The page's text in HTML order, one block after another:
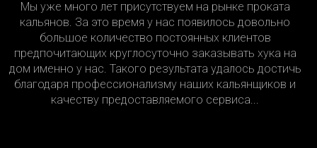
Мы уже много лет присутствуем на рынке проката
кальянов. За это время у нас появилось довольно
большое количество постоянных клиентов
предпочитающих круглосуточно заказывать хука на
дом именно у нас. Такого результата удалось достичь
благодаря профессионализму наших кальянщиков и
качеству предоставляемого сервиса...